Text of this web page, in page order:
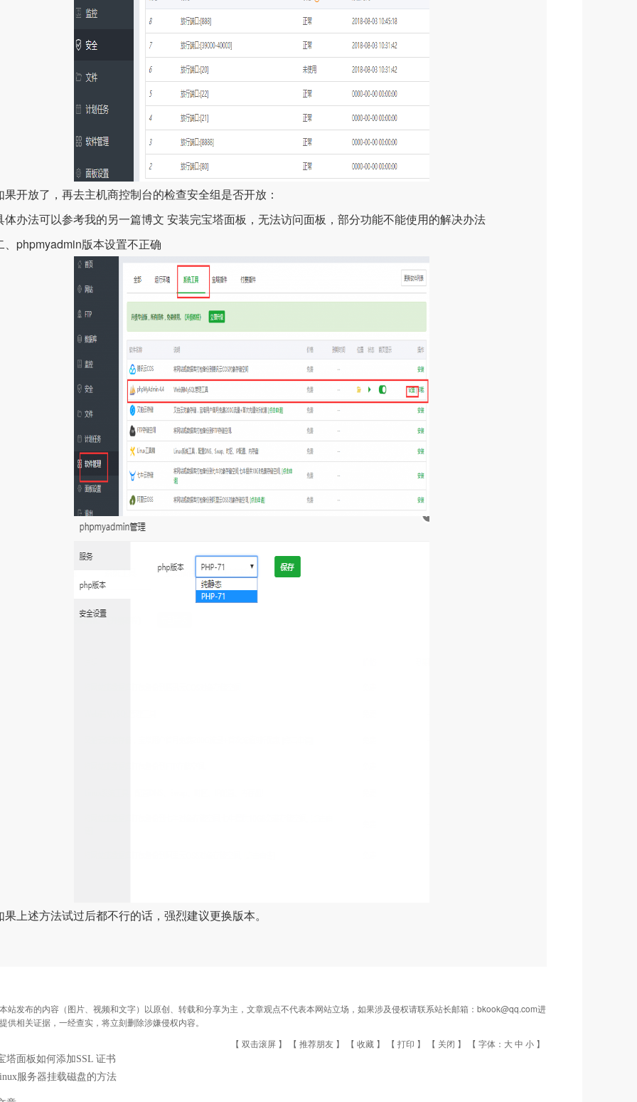
放了，再去主机商控制台的检查安全组是否开放：
法可以参考我的另一篇博文 安装完宝塔面板，无法访问面板，部分功能不能使用的解决办法
版本设置不正确
述方法试过后都不行的话，强烈建议更换版本。
站发布的内容（图片、视频和文字）以原创、转载和分享为主，文章观点不代表本网站立场，如果涉及侵权请联系站长邮箱：bkook@qq.com进
供相关证据，一经查实，将立刻删除涉嫌侵权内容。
【 双击滚屏 】 【 推荐朋友 】 【 收藏 】 【 打印 】 【 关闭 】 【 字体： 大中 小 】
塔面板如何添加SSL 证书
服务器挂载磁盘的方法